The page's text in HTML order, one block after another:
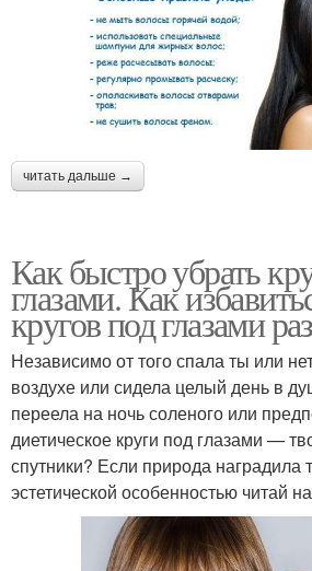
читать дальше →
Как быстро убрать
глазами. Как
кругов под глазами
Независимо от того спала ты или
воздухе или сидела целый день в
переела на ночь соленого или
диетическое круги под глазами —
спутники? Если природа наградила
эстетической особенностью читай